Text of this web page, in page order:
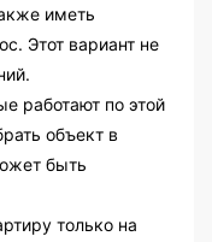
иметь
Этот вариант не
работают по этой
объект в
быть
только на